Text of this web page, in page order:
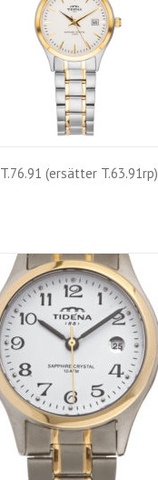
T.76.91 (ersätter T.63.91rp)